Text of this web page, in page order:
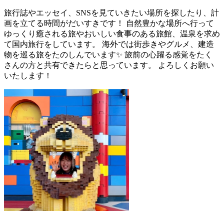
旅行誌やエッセイ、SNSを見ていきたい場所を探したり、計
画を立てる時間がだいすきです！ 自然豊かな場所へ行って
ゆっくり癒される旅やおいしい食事のある旅館、温泉を求め
て国内旅行をしています。 海外では街歩きやグルメ、建造
物を巡る旅をたのしんでいます✨ 旅前の心躍る感覚をたく
さんの方と共有できたらと思っています。 よろしくお願い
いたします！